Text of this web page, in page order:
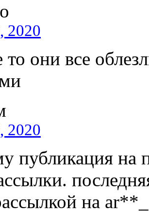
2020
то они все
2020
публикация на
на